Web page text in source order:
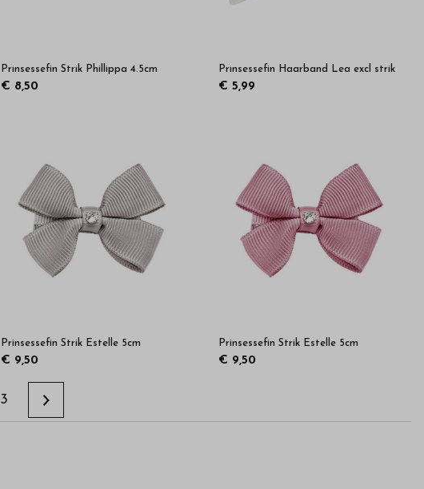
Prinsessefin Strik Phillippa 4.5cm
€ 8,50
Prinsessefin Haarband Lea excl strik
€ 5,99
Prinsessefin Strik Estelle 5cm
€ 9,50
Prinsessefin Strik Estelle 5cm
€ 9,50
3